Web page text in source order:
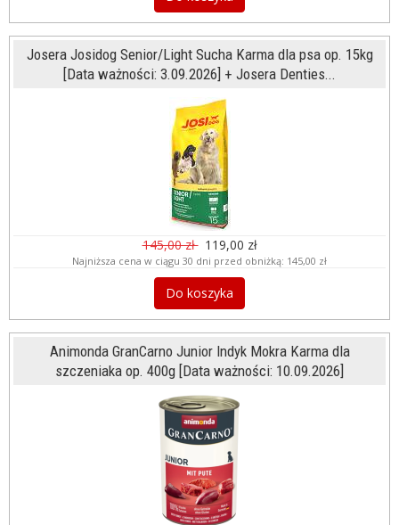
Josera Josidog Senior/Light Sucha Karma dla psa op. 15kg
[Data ważności: 3.09.2026] + Josera Denties...
145,00 zł 119,00 zł
Najniższa cena w ciągu 30 dni przed obniżką: 145,00 zł
Do koszyka
Animonda GranCarno Junior Indyk Mokra Karma dla
szczeniaka op. 400g [Data ważności: 10.09.2026]